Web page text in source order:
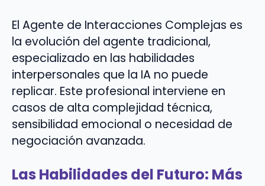
El Agente de Interacciones Complejas es
la evolución del agente tradicional,
especializado en las habilidades
interpersonales que la IA no puede
replicar. Este profesional interviene en
casos de alta complejidad técnica,
sensibilidad emocional o necesidad de
negociación avanzada.
Las Habilidades del Futuro: Más